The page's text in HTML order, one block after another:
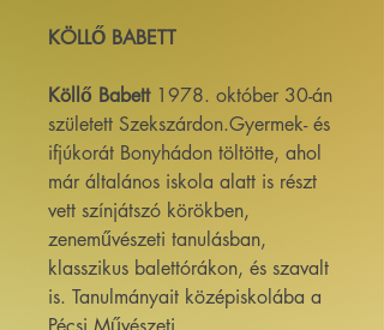
KÖLLŐ BABETT
Köllő Babett1978. október 30-án
született Szekszárdon.Gyermek- és
ifjúkorát Bonyhádon töltötte, ahol
már általános iskola alatt is részt
vett színjátszó körökben,
zeneművészeti tanulásban,
klasszikus balettórákon, és szavalt
is. Tanulmányait középiskolába a